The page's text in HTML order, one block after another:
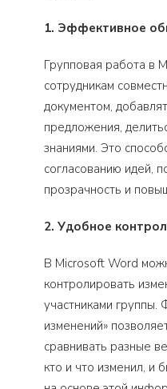
1. Эффективное
Групповая работа в
сотрудникам
документом,
предложения,
знаниями. Это
согласованию идей,
прозрачность и
2. Удобное
В Microsoft Word
контролировать
участниками группы.
изменений»
сравнивать разные
кто и что изменил, и